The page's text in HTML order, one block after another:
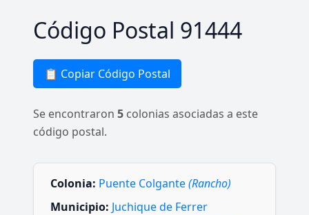
Código Postal 91444
📋 Copiar Código Postal
Se encontraron 5 colonias asociadas a este
código postal.
Colonia: Puente Colgante(Rancho)
Municipio: Juchique de Ferrer